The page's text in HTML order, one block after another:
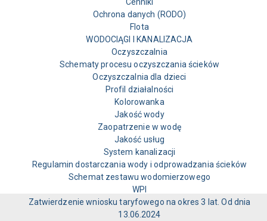
Ochrona danych (RODO)
Flota
WODOCIĄGI I KANALIZACJA
Oczyszczalnia
Schematy procesu oczyszczania ścieków
Oczyszczalnia dla dzieci
Profil działalności
Kolorowanka
Jakość wody
Zaopatrzenie w wodę
Jakość usług
System kanalizacji
Regulamin dostarczania wody i odprowadzania ścieków
Schemat zestawu wodomierzowego
WPI
Zatwierdzenie wniosku taryfowego na okres 3 lat. Od dnia
13.06.2024